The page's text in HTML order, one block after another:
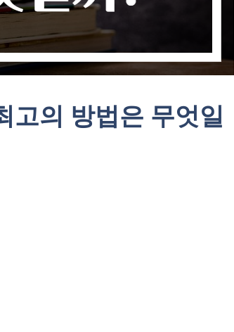
고의 방법은 무엇일